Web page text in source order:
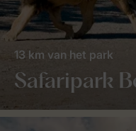
Safaripark
13 km van het park